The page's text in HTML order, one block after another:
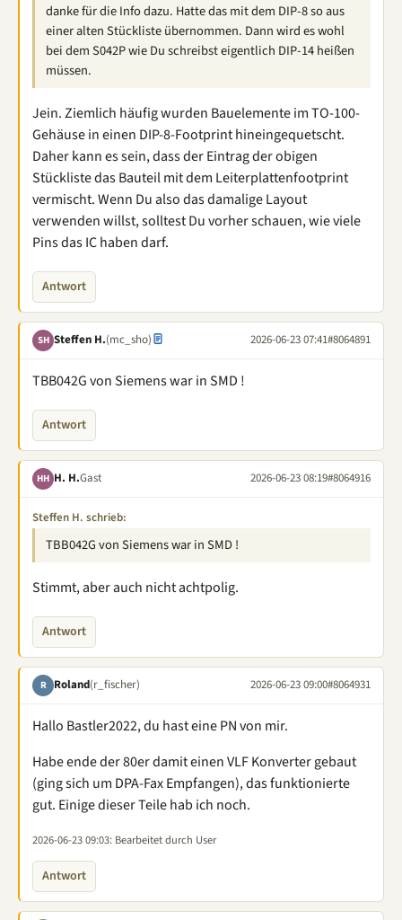
danke für die Info dazu. Hatte das mit dem DIP-8 so aus
einer alten Stückliste übernommen. Dann wird es wohl
bei dem S042P wie Du schreibst eigentlich DIP-14 heißen
müssen.
Jein. Ziemlich häufig wurden Bauelemente im TO-100-
Gehäuse in einen DIP-8-Footprint hineingequetscht.
Daher kann es sein, dass der Eintrag der obigen
Stückliste das Bauteil mit dem Leiterplattenfootprint
vermischt. Wenn Du also das damalige Layout
verwenden willst, solltest Du vorher schauen, wie viele
Pins das IC haben darf.
Antwort
SH Steffen H.(mc_sho) 2026-06-23 07:41#8064891
TBB042G von Siemens war in SMD !
Antwort
HH H. H.Gast 2026-06-23 08:19#8064916
Steffen H. schrieb:
TBB042G von Siemens war in SMD !
Stimmt, aber auch nicht achtpolig.
Antwort
R Roland(r_fischer) 2026-06-23 09:00#8064931
Hallo Bastler2022, du hast eine PN von mir.
Habe ende der 80er damit einen VLF Konverter gebaut
(ging sich um DPA-Fax Empfangen), das funktionierte
gut. Einige dieser Teile hab ich noch.
2026-06-23 09:03: Bearbeitet durch User
Antwort